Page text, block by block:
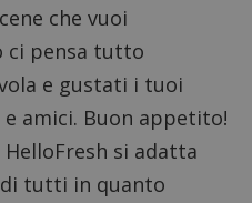
che vuoi
ci pensa tutto
e gustati i tuoi
amici. Buon appetito!
si adatta
tutti in quanto